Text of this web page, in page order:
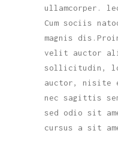
ullamcorper.
Cum sociis
magnis
velit auctor
sollicitudin,
auctor, nisite
nec sagittis
sed odio sit
cursus a sit